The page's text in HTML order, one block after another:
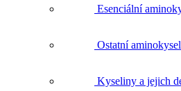
Esenciální
Ostatní
Kyseliny a jejich